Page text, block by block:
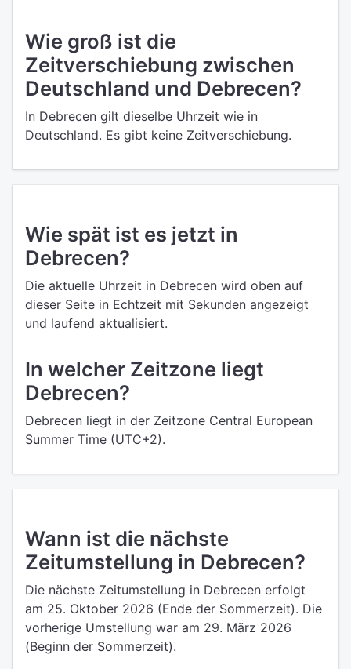
Wie groß ist die
Zeitverschiebung zwischen
Deutschland und Debrecen?
In Debrecen gilt dieselbe Uhrzeit wie in
Deutschland. Es gibt keine Zeitverschiebung.
Wie spät ist es jetzt in
Debrecen?
Die aktuelle Uhrzeit in Debrecen wird oben auf
dieser Seite in Echtzeit mit Sekunden angezeigt
und laufend aktualisiert.
In welcher Zeitzone liegt
Debrecen?
Debrecen liegt in der Zeitzone Central European
Summer Time (UTC+2).
Wann ist die nächste
Zeitumstellung in Debrecen?
Die nächste Zeitumstellung in Debrecen erfolgt
am 25. Oktober 2026 (Ende der Sommerzeit). Die
vorherige Umstellung war am 29. März 2026
(Beginn der Sommerzeit).